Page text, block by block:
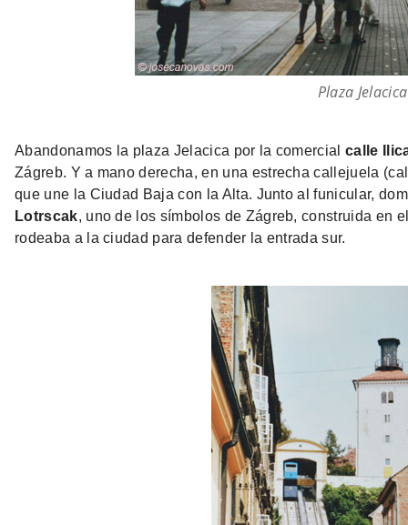
Plaza Jelacica
Abandonamos la plaza Jelacica por la comercialcalle
Zágreb. Y a mano derecha, en una estrecha callejuela
que une la Ciudad Baja con la Alta. Junto al funicular,
Lotrscak, uno de los símbolos de Zágreb, construida en
rodeaba a la ciudad para defender la entrada sur.